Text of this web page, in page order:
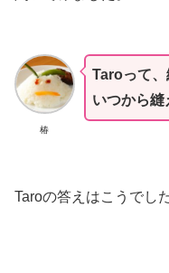
椿
Taroって、
いつから縫
Taroの答えはこうでした